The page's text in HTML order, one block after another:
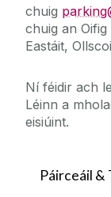
chuig
chuig an Oifig
Eastáit,
Ní féidir ach
Léinn a
eisiúint.
Páirceáil &